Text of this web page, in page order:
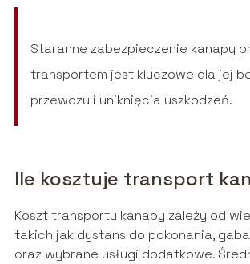
Staranne zabezpieczenie kanapy
transportem jest kluczowe dla jej
przewozu i uniknięcia uszkodzeń.
Ile kosztuje transport
Koszt transportu kanapy zależy od
takich jak dystans do pokonania,
oraz wybrane usługi dodatkowe.